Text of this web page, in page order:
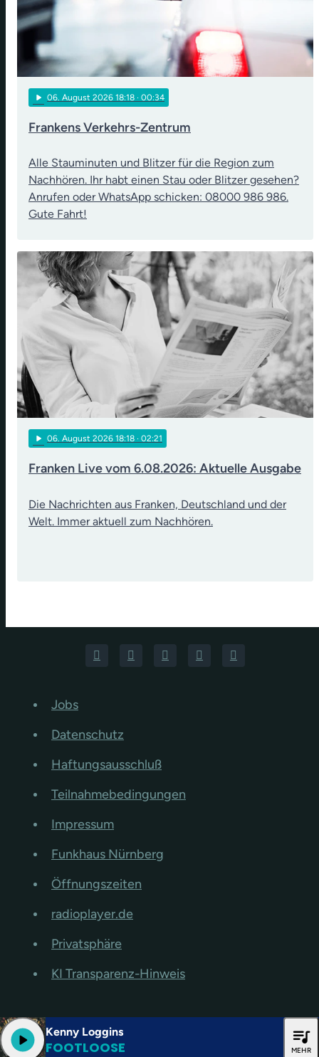
play_arrow 06. August 2026 18:18 · 00:34
Frankens Verkehrs-Zentrum
Alle Stauminuten und Blitzer für die Region zum
Nachhören. Ihr habt einen Stau oder Blitzer gesehen?
Anrufen oder WhatsApp schicken: 08000 986 986.
Gute Fahrt!
play_arrow 06. August 2026 18:18 · 02:21
Franken Live vom 6.08.2026: Aktuelle Ausgabe
Die Nachrichten aus Franken, Deutschland und der
Welt. Immer aktuell zum Nachhören.
Jobs
Datenschutz
Haftungsausschluß
Teilnahmebedingungen
Impressum
Funkhaus Nürnberg
Öffnungszeiten
radioplayer.de
Privatsphäre
KI Transparenz-Hinweis
Kenny Loggins
FOOTLOOSE
play_arrow queue_music